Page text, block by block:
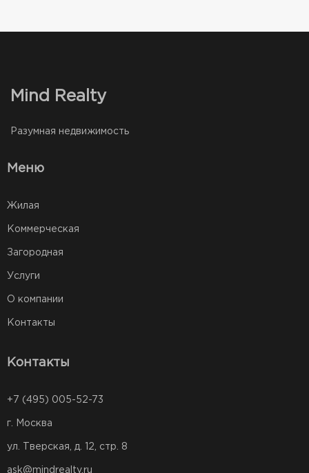
Mind Realty
Разумная недвижимость
Меню
Жилая
Коммерческая
Загородная
Услуги
О компании
Контакты
Контакты
+7 (495) 005-52-73
г. Москва
ул. Тверская, д. 12, стр. 8
ask@mindrealty.ru